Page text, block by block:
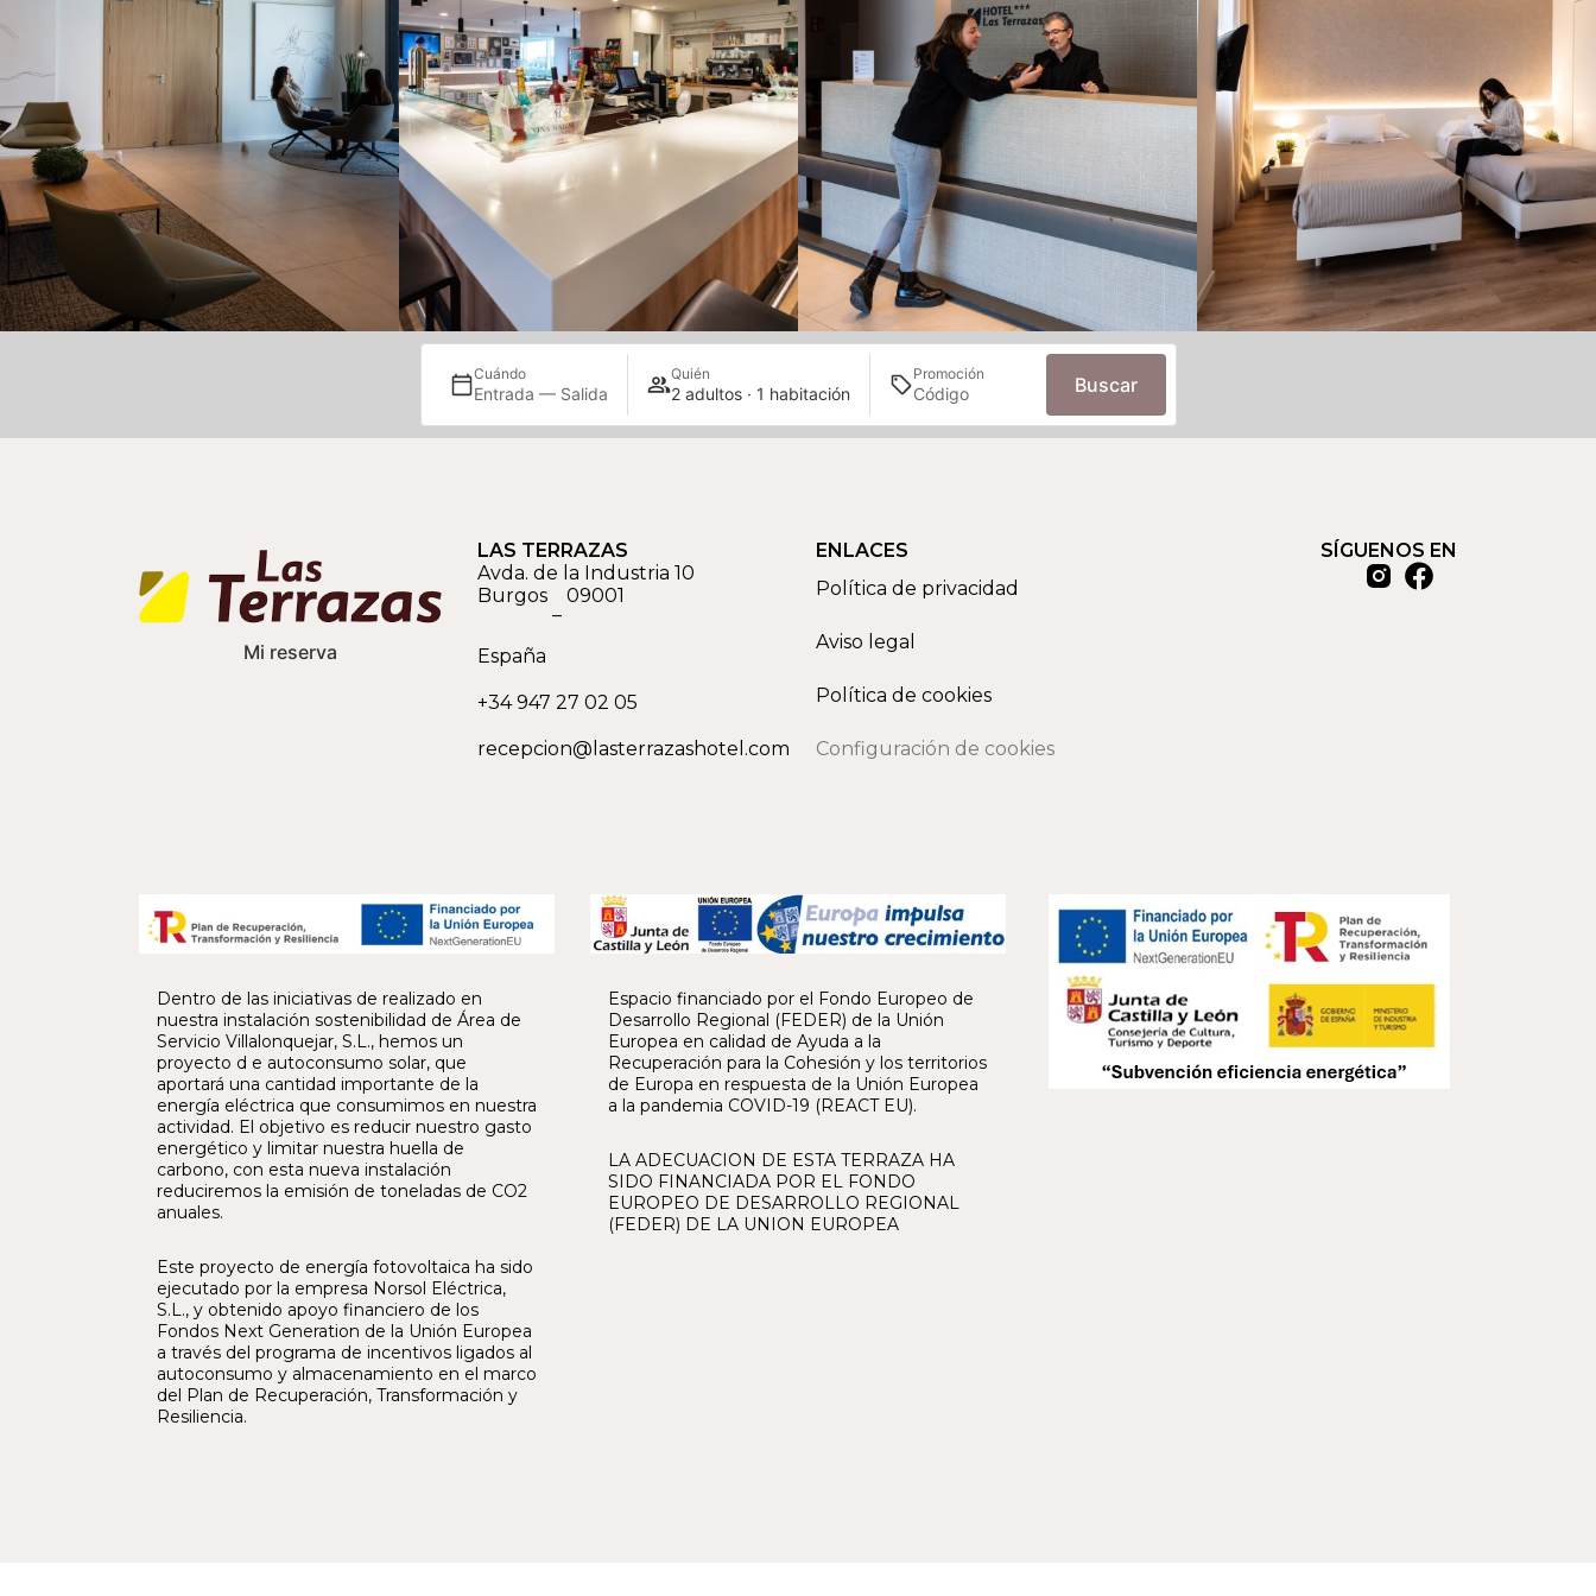
Cuándo
Entrada — Salida
Quién
2 adultos · 1 habitación
Promoción Buscar
Mi reserva
LAS TERRAZAS
Avda. de la Industria 10
Burgos
–
09001
España
+34 947 27 02 05
recepcion@lasterrazashotel.com
ENLACES
Política de privacidad
Aviso legal
Política de cookies
Configuración de cookies
SÍGUENOS EN
Dentro de las iniciativas de realizado en
nuestra instalación sostenibilidad de Área de
Servicio Villalonquejar, S.L., hemos un
proyecto d e autoconsumo solar, que
aportará una cantidad importante de la
energía eléctrica que consumimos en nuestra
actividad. El objetivo es reducir nuestro gasto
energético y limitar nuestra huella de
carbono, con esta nueva instalación
reduciremos la emisión de toneladas de CO2
anuales.
Este proyecto de energía fotovoltaica ha sido
ejecutado por la empresa Norsol Eléctrica,
S.L., y obtenido apoyo financiero de los
Fondos Next Generation de la Unión Europea
a través del programa de incentivos ligados al
autoconsumo y almacenamiento en el marco
del Plan de Recuperación, Transformación y
Resiliencia.
Espacio financiado por el Fondo Europeo de
Desarrollo Regional (FEDER) de la Unión
Europea en calidad de Ayuda a la
Recuperación para la Cohesión y los territorios
de Europa en respuesta de la Unión Europea
a la pandemia COVID-19 (REACT EU).
LA ADECUACION DE ESTA TERRAZA HA
SIDO FINANCIADA POR EL FONDO
EUROPEO DE DESARROLLO REGIONAL
(FEDER) DE LA UNION EUROPEA